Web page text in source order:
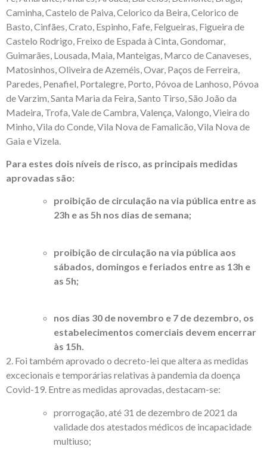
Caminha, Castelo de Paiva, Celorico da Beira, Celorico de
Basto, Cinfães, Crato, Espinho, Fafe, Felgueiras, Figueira de
Castelo Rodrigo, Freixo de Espada à Cinta, Gondomar,
Guimarães, Lousada, Maia, Manteigas, Marco de Canaveses,
Matosinhos, Oliveira de Azeméis, Ovar, Paços de Ferreira,
Paredes, Penafiel, Portalegre, Porto, Póvoa de Lanhoso, Póvoa
de Varzim, Santa Maria da Feira, Santo Tirso, São João da
Madeira, Trofa, Vale de Cambra, Valença, Valongo, Vieira do
Minho, Vila do Conde, Vila Nova de Famalicão, Vila Nova de
Gaia e Vizela.
Para estes dois níveis de risco, as principais medidas
aprovadas são:
proibição de circulação na via pública entre as
23h e as 5h nos dias de semana;
proibição de circulação na via pública aos
sábados, domingos e feriados entre as 13h e
as 5h;
nos dias 30 de novembro e 7 de dezembro, os
estabelecimentos comerciais devem encerrar
às 15h.
2. Foi também aprovado o decreto-lei que altera as medidas
excecionais e temporárias relativas à pandemia da doença
Covid-19. Entre as medidas aprovadas, destacam-se:
prorrogação, até 31 de dezembro de 2021 da
validade dos atestados médicos de incapacidade
multiuso;